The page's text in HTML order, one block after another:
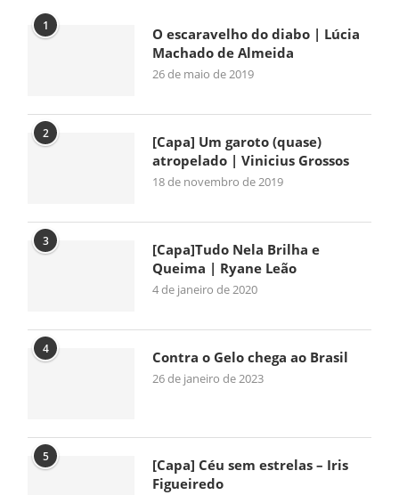
1
O escaravelho do diabo | Lúcia
Machado de Almeida
26 de maio de 2019
2
[Capa] Um garoto (quase)
atropelado | Vinicius Grossos
18 de novembro de 2019
3
[Capa]Tudo Nela Brilha e
Queima | Ryane Leão
4 de janeiro de 2020
4 Contra o Gelo chega ao Brasil
26 de janeiro de 2023
5
[Capa] Céu sem estrelas – Iris
Figueiredo